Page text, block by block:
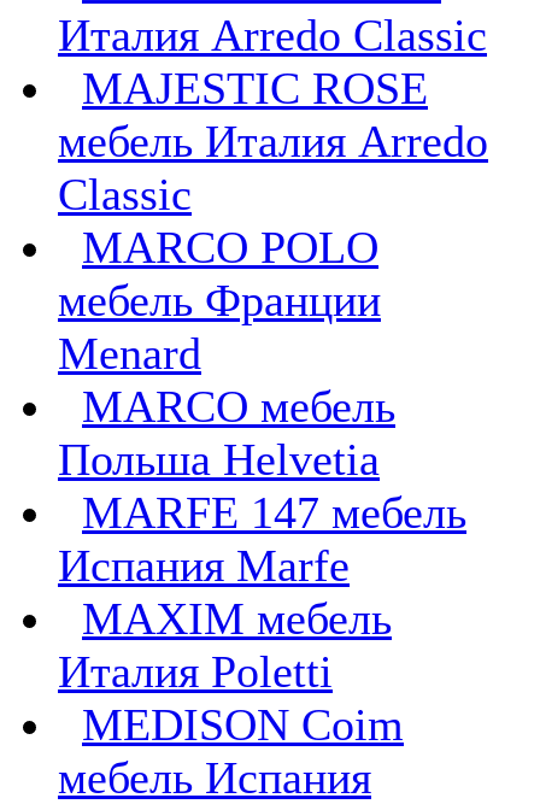
Италия Arredo Classic
MAJESTIC ROSE
мебель Италия Arredo
Classic
MARCO POLO
мебель Франции
Menard
MARCO мебель
Польша Helvetia
MARFE 147 мебель
Испания Marfe
MAXIM мебель
Италия Poletti
MEDISON Coim
мебель Испания